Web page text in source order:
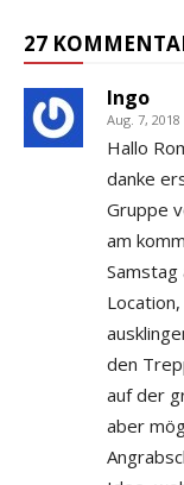
27
Ingo
Aug. 7,
Hallo
danke
Gruppe
am
Samstag
den
auf der
aber